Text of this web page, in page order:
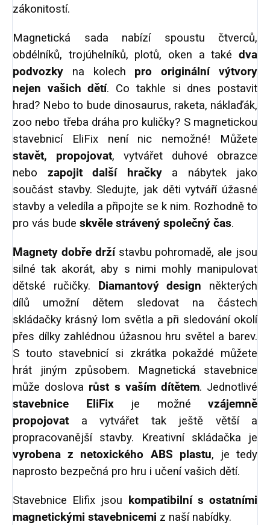
zákonitostí.
Magnetická sada nabízí spoustu čtverců,
obdélníků, trojúhelníků, plotů, oken a také dva
podvozky na kolech pro originální výtvory
nejen vašich dětí. Co takhle si dnes postavit
hrad? Nebo to bude dinosaurus, raketa, náklaďák,
zoo nebo třeba dráha pro kuličky? S magnetickou
stavebnicí EliFix není nic nemožné! Můžete
stavět, propojovat, vytvářet duhové obrazce
nebo zapojit další hračkya nábytek jako
součást stavby. Sledujte, jak děti vytváří úžasné
stavby a veledíla a připojte se k nim. Rozhodně to
pro vás bude skvěle strávený společný čas.
Magnety dobře držístavbu pohromadě, ale jsou
silné tak akorát, aby s nimi mohly manipulovat
dětské ručičky. Diamantový design některých
dílů umožní dětem sledovat na částech
skládačky krásný lom světla a při sledování okolí
přes dílky zahlédnou úžasnou hru světel a barev.
S touto stavebnicí si zkrátka pokaždé můžete
hrát jiným způsobem. Magnetická stavebnice
může doslova růst s vaším dítětem. Jednotlivé
stavebnice EliFixje možné vzájemně
propojovat a vytvářet tak ještě větší a
propracovanější stavby. Kreativní skládačka je
vyrobena z netoxického ABS plastu, je tedy
naprosto bezpečná pro hru i učení vašich dětí.
Stavebnice Elifix jsou kompatibilní s ostatními
magnetickými stavebnicemi z naší nabídky.